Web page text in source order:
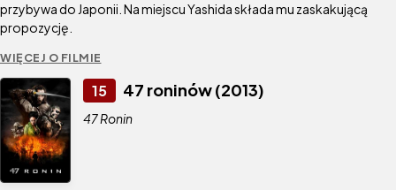
przybywa do Japonii. Na miejscu Yashida składa mu zaskakującą
propozycję.
WIĘCEJ O FILMIE
15 47 roninów (2013)
47 Ronin